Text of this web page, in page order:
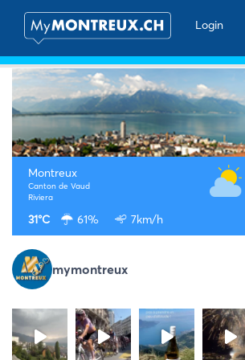
Login
Montreux
Canton de Vaud
Riviera
31°C 61% 7km/h
mymontreux